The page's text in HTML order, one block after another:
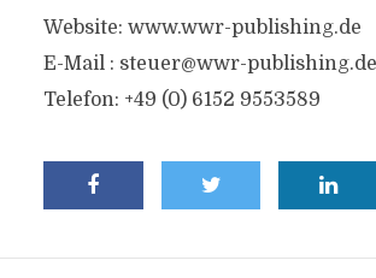
Website: www.wwr-publishing.de
E-Mail : steuer@wwr-publishing.de
Telefon: +49 (0) 6152 9553589